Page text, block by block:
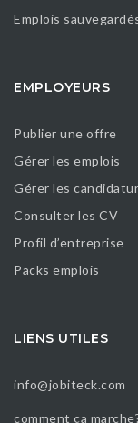
Emplois
EMPLOYEURS
Publier une offre
Gérer les emplois
Gérer les
Consulter les CV
Profil d’entreprise
Packs emplois
LIENS UTILES
info@jobiteck.com
comment ça